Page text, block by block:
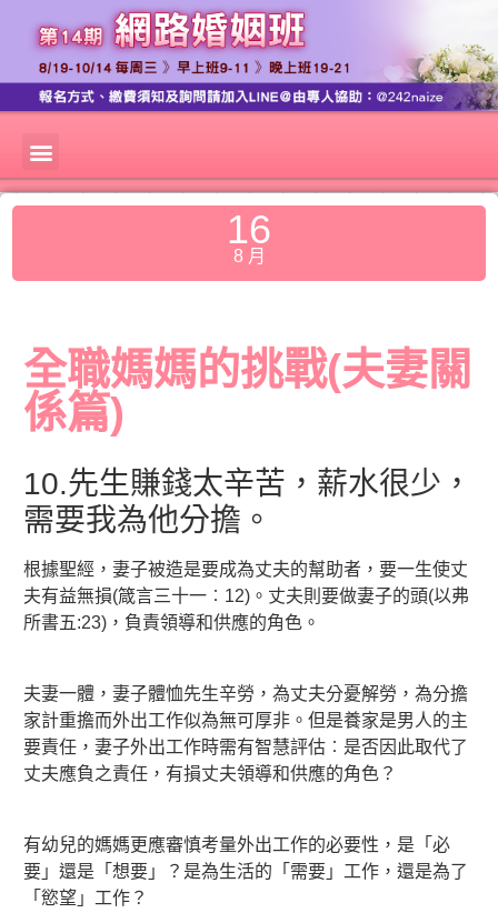
16
8 月
全職媽媽的挑戰(夫妻關
係篇)
10.先生賺錢太辛苦，薪水很少，
需要我為他分擔。
根據聖經，妻子被造是要成為丈夫的幫助者，要一生使丈
夫有益無損(箴言三十一︰12)。丈夫則要做妻子的頭(以弗
所書五:23)，負責領導和供應的角色。
夫妻一體，妻子體恤先生辛勞，為丈夫分憂解勞，為分擔
家計重擔而外出工作似為無可厚非。但是養家是男人的主
要責任，妻子外出工作時需有智慧評估︰是否因此取代了
丈夫應負之責任，有損丈夫領導和供應的角色？
有幼兒的媽媽更應審慎考量外出工作的必要性，是「必
要」還是「想要」？是為生活的「需要」工作，還是為了
「慾望」工作？